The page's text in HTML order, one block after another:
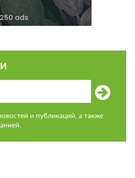
и публикаций, а также